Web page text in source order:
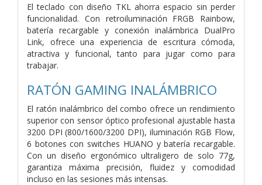
El teclado con diseño TKL ahorra espacio sin perder
funcionalidad. Con retroiluminación FRGB Rainbow,
batería recargable y conexión inalámbrica DualPro
Link, ofrece una experiencia de escritura cómoda,
atractiva y funcional, tanto para jugar como para
trabajar.
RATÓN GAMING INALÁMBRICO
El ratón inalámbrico del combo ofrece un rendimiento
superior con sensor óptico profesional ajustable hasta
3200 DPI (800/1600/3200 DPI), iluminación RGB Flow,
6 botones con switches HUANO y batería recargable.
Con un diseño ergonómico ultraligero de solo 77g,
garantiza máxima precisión, fluidez y comodidad
incluso en las sesiones más intensas.